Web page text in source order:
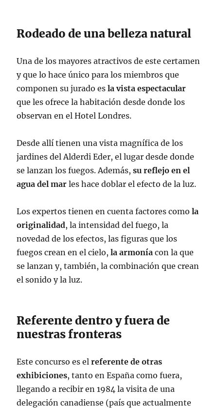
Rodeado de una belleza natural
Una de los mayores atractivos de este certamen
y que lo hace único para los miembros que
componen su jurado esla vista espectacular
que les ofrece la habitación desde donde los
observan en el Hotel Londres.
Desde allí tienen una vista magnífica de los
jardines del Alderdi Eder, el lugar desde donde
se lanzan los fuegos. Además,su reflejo en el
agua del mar les hace doblar el efecto de la luz.
Los expertos tienen en cuenta factores comola
originalidad, la intensidad del fuego, la
novedad de los efectos, las figuras que los
fuegos crean en el cielo,la armonía con la que
se lanzan y, también, la combinación que crean
el sonido y la luz.
Referente dentro y fuera de
nuestras fronteras
Este concurso es elreferente de otras
exhibiciones, tanto en España como fuera,
llegando a recibir en 1984 la visita de una
delegación canadiense (país que actualmente